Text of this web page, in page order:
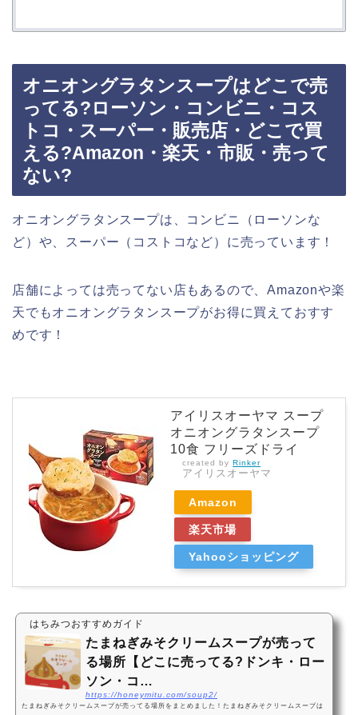
オニオングラタンスープはどこで売
ってる?ローソン・コンビニ・コス
トコ・スーパー・販売店・どこで買
える?Amazon・楽天・市販・売って
ない?
オニオングラタンスープは、コンビニ（ローソンな
ど）や、スーパー（コストコなど）に売っています！
店舗によっては売ってない店もあるので、Amazonや楽
天でもオニオングラタンスープがお得に買えておすす
めです！
アイリスオーヤマ スープ
オニオングラタンスープ
10食 フリーズドライ
created by Rinker
アイリスオーヤマ
Amazon
楽天市場
Yahooショッピング
はちみつおすすめガイド
たまねぎみそクリームスープが売って
る場所【どこに売ってる?ドンキ・ロー
ソン・コ…
https://honeymitu.com/soup2/
たまねぎみそクリームスープが売ってる場所をまとめました！たまねぎみそクリームスープは